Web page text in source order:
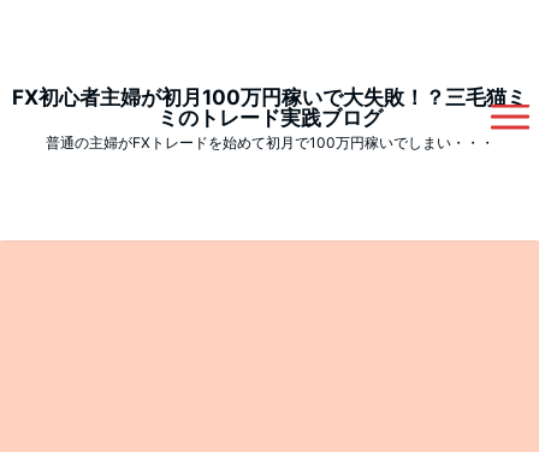
FX初心者主婦が初月100万円稼いで大失敗！？三毛猫ミ
ミのトレード実践ブログ
普通の主婦がFXトレードを始めて初月で100万円稼いでしまい・・・